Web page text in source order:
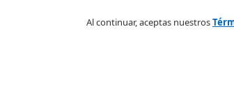
Al continuar, aceptas nuestros